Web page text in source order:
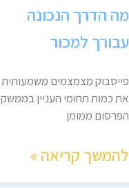
מה הדרך הנכונה
עבורך למכור
פייסבוק מצמצמים משמעותית
את כמות תחומי העניין בממשק
הפרסום ממומן
להמשך קריאה »